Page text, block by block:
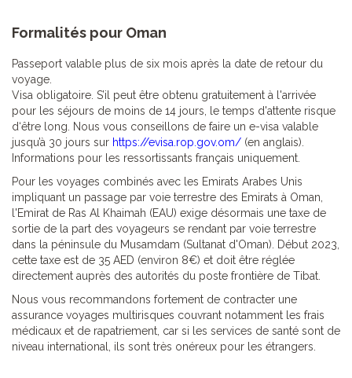
Formalités pour Oman
Passeport valable plus de six mois après la date de retour du
voyage.
Visa obligatoire. S’il peut être obtenu gratuitement à l'arrivée
pour les séjours de moins de 14 jours, le temps d'attente risque
d‘être long. Nous vous conseillons de faire un e-visa valable
jusqu’à 30 jours sur https://evisa.rop.gov.om/ (en anglais).
Informations pour les ressortissants français uniquement.
Pour les voyages combinés avec les Emirats Arabes Unis
impliquant un passage par voie terrestre des Emirats à Oman,
l'Emirat de Ras Al Khaimah (EAU) exige désormais une taxe de
sortie de la part des voyageurs se rendant par voie terrestre
dans la péninsule du Musamdam (Sultanat d'Oman). Début 2023,
cette taxe est de 35 AED (environ 8€) et doit être réglée
directement auprès des autorités du poste frontière de Tibat.
Nous vous recommandons fortement de contracter une
assurance voyages multirisques couvrant notamment les frais
médicaux et de rapatriement, car si les services de santé sont de
niveau international, ils sont très onéreux pour les étrangers.